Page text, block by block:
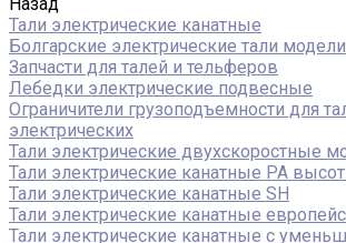
Тали электрические канатные
Болгарские электрические тали
Запчасти для талей и тельферов
Лебедки электрические подвесные
Ограничители грузоподъемности для
электрических
Тали электрические двухскоростные
Тали электрические канатные PA
Тали электрические канатные SH
Тали электрические канатные
Тали электрические канатные с